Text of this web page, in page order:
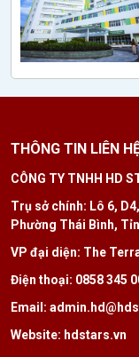
THÔNG TIN LIÊN
CÔNG TY TNHH HD
Trụ sở chính: Lô 6,
Phường Thái Bình,
VP đại diện: The
Điện thoại: 0858 345
Email:
Website: hdstars.vn